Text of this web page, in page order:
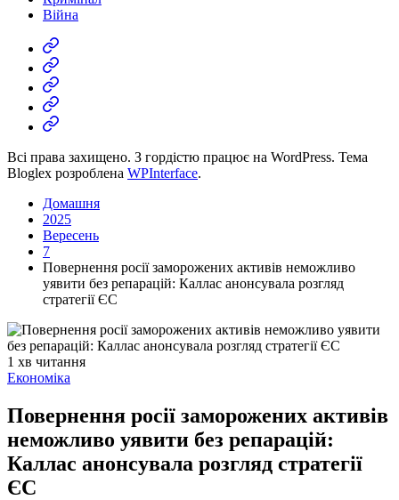
Війна
Економіка
Політика
Новини
Світу
Кримінал
Війна
Всі права захищено. З гордістю працює на WordPress. Тема
Bloglex розроблена WPInterface.
Домашня
2025
Вересень
7
Повернення росії заморожених активів неможливо
уявити без репарацій: Каллас анонсувала розгляд
стратегії ЄС
Орієнтовний
час
1 хв читання
Опублікувати
Економіка
Повернення росії заморожених активів
неможливо уявити без репарацій:
Каллас анонсувала розгляд стратегії
ЄС